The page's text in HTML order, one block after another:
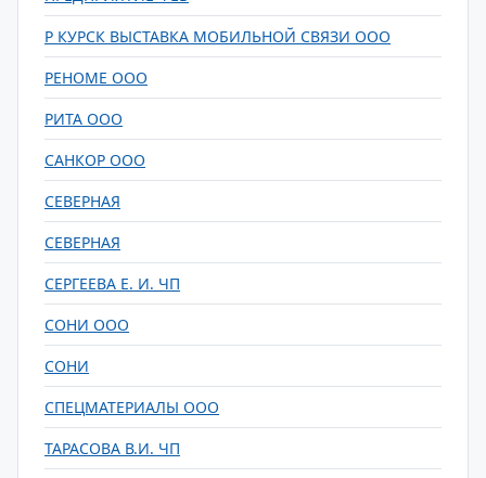
Р КУРСК ВЫСТАВКА МОБИЛЬНОЙ СВЯЗИ ООО
РЕНОМЕ ООО
РИТА ООО
САНКОР ООО
СЕВЕРНАЯ
СЕВЕРНАЯ
СЕРГЕЕВА Е. И. ЧП
СОНИ ООО
СОНИ
СПЕЦМАТЕРИАЛЫ ООО
ТАРАСОВА В.И. ЧП